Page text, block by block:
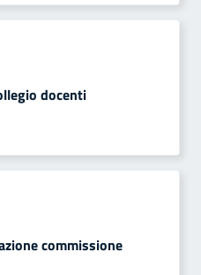
docenti
commissione